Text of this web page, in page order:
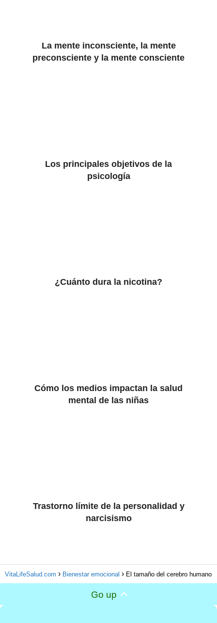
La mente inconsciente, la mente
preconsciente y la mente consciente
Los principales objetivos de la
psicología
¿Cuánto dura la nicotina?
Cómo los medios impactan la salud
mental de las niñas
Trastorno límite de la personalidad y
narcisismo
VitaLifeSalud.com Bienestar emocional El tamaño del cerebro humano
Go up